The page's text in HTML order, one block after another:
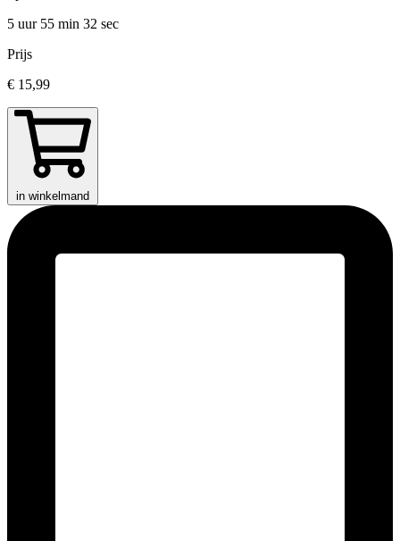
5 uur 55 min 32 sec
Prijs
€ 15,99
in winkelmand